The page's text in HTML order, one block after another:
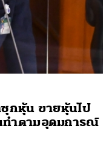
กหุ้น ขายหุ้นไป
ทำตามอุดมการณ์